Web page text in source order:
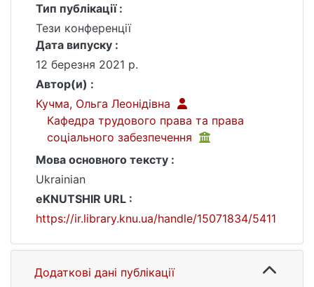
Тип публікації :
Тези конференції
Дата випуску :
12 березня 2021 р.
Автор(и) :
Кучма, Ольга Леонідівна
Кафедра трудового права та права
соціального забезпечення
Мова основного тексту :
Ukrainian
eKNUTSHIR URL :
https://ir.library.knu.ua/handle/15071834/5411
Додаткові дані публікації